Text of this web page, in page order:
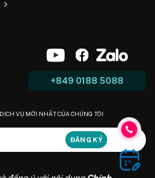
+849 0188 5088
VỤ MỚI NHẤT CỦA CHÚNG TÔI